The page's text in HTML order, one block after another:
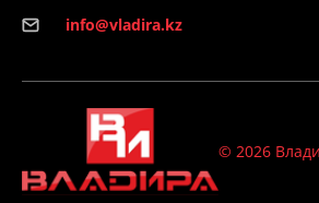
info@vladira.kz
© 2026